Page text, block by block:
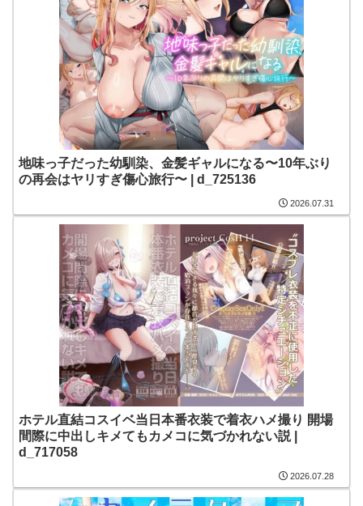
地味っ子だった幼馴染、金髪ギャルになる〜10年ぶり
の再会はヤリすぎ傷心旅行〜 | d_725136
2026.07.31
ホテル直結コスイベ当日本番衣装で着衣ハメ撮り 開場
間際に中出しキメてもカメコに気づかれない説 |
d_717058
2026.07.28